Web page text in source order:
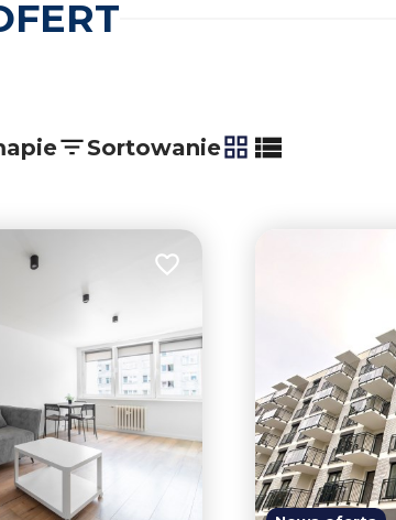
7
350
Sortowanie
tabela
lista
Dodaj do ulubionych